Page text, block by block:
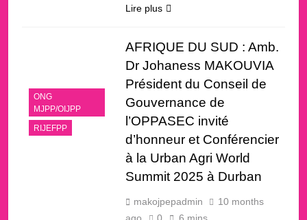
Lire plus
ONG
MJPP/OIJPP
RIJEFPP
AFRIQUE DU SUD : Amb.
Dr Johaness MAKOUVIA
Président du Conseil de
Gouvernance de
l’OPPASEC invité
d’honneur et Conférencier
à la Urban Agri World
Summit 2025 à Durban
makojpepadmin
10 months